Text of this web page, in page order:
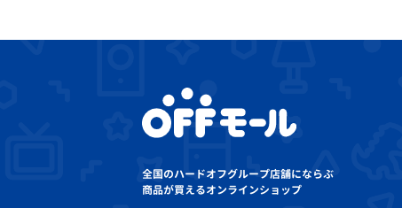
全国のハードオフグループ店舗にならぶ
商品が買えるオンラインショップ